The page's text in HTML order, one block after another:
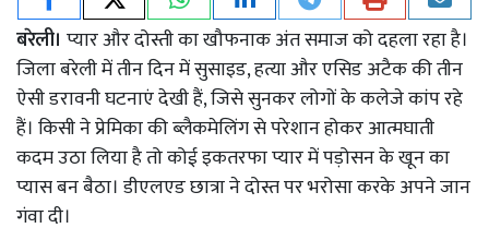
बरेली। प्यार और दोस्ती का खौफनाक अंत समाज को दहला रहा है।
जिला बरेली में तीन दिन में सुसाइड, हत्या और एसिड अटैक की तीन
ऐसी डरावनी घटनाएं देखी हैं, जिसे सुनकर लोगों के कलेजे कांप रहे
हैं। किसी ने प्रेमिका की ब्लैकमेलिंग से परेशान होकर आत्मघाती
कदम उठा लिया है तो कोई इकतरफा प्यार में पड़ोसन के खून का
प्यास बन बैठा। डीएलएड छात्रा ने दोस्त पर भरोसा करके अपने जान
गंवा दी।